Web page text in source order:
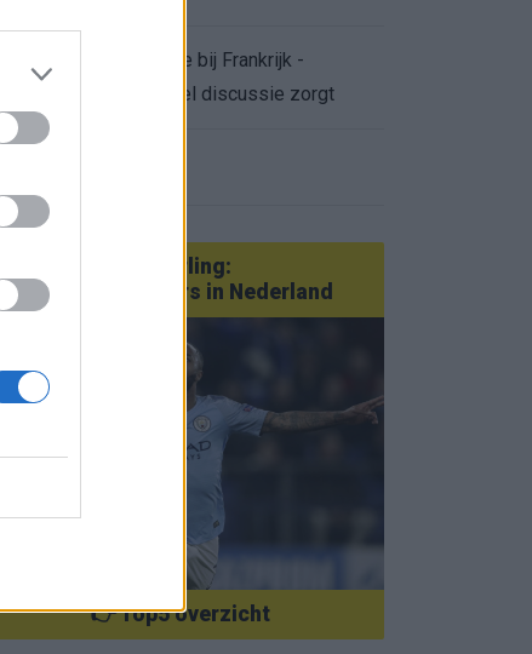
Waarom de arbitrage bij Frankrijk -
Marokko voor zoveel discussie zorgt
Van Götze tot Sterling:
statementtransfers in Nederland
👉 Top5 overzicht